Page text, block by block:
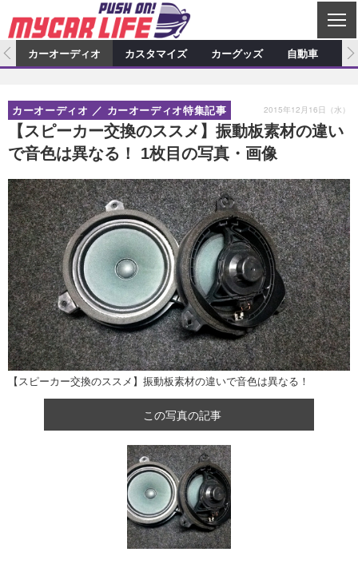
C
L
S
E
カーオーディオ
プロショップ検索 ショップ訪問記
カーオーディオニュース デモカー製作記
その他
カスタマイズ特集記事 カスタマイズ新製品情報
カスタマイズニュース
カーグッズ
カーグッズ特集記事 カーグッズ新製品情報
カーグッズニュース
自動車
ニュース 試乗記
スクープ
アクセスランキング
カーオーディオ カスタマイズ カーグッズ 自動車
【スピーカー交換のススメ】振動板素材の違い
で音色は異なる！ 1枚目の写真・画像
カーオーディオ カーオーディオ特集記事 2015年12月16日（水）
【スピーカー交換のススメ】振動板素材の違いで音色は異なる！
この写真の記事